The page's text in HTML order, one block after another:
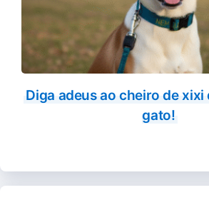
Diga adeus ao cheiro de
gato!